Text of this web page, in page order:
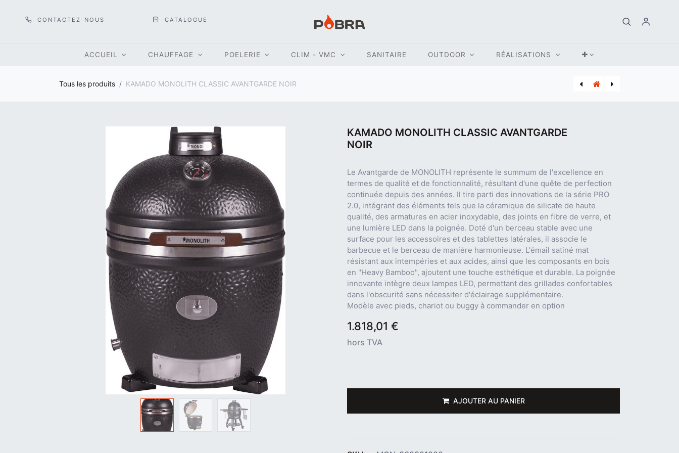
CONTACTEZ-NOUS CATALOGUE
ACCUEIL CHAUFFAGE POELERIE CLIM - VMC SANITAIRE OUTDOOR RÉALISATIONS
Tous les produits KAMADO MONOLITH CLASSIC AVANTGARDE NOIR
KAMADO MONOLITH CLASSIC AVANTGARDE
NOIR
Le Avantgarde de MONOLITH représente le summum de l'excellence en
termes de qualité et de fonctionnalité, résultant d'une quête de perfection
continuée depuis des années. Il tire parti des innovations de la série PRO
2.0, intégrant des éléments tels que la céramique de silicate de haute
qualité, des armatures en acier inoxydable, des joints en fibre de verre, et
une lumière LED dans la poignée. Doté d'un berceau stable avec une
surface pour les accessoires et des tablettes latérales, il associe le
barbecue et le berceau de manière harmonieuse. L'émail satiné mat
résistant aux intempéries et aux acides, ainsi que les composants en bois
en "Heavy Bamboo", ajoutent une touche esthétique et durable. La poignée
innovante intègre deux lampes LED, permettant des grillades confortables
dans l'obscurité sans nécessiter d'éclairage supplémentaire.
Modèle avec pieds, chariot ou buggy à commander en option
1.818,01 €
hors TVA
AJOUTER AU PANIER